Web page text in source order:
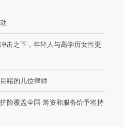
击之下，年轻人与高学历女性更
睹的几位律师
险覆盖全国 筹资和服务给予将持